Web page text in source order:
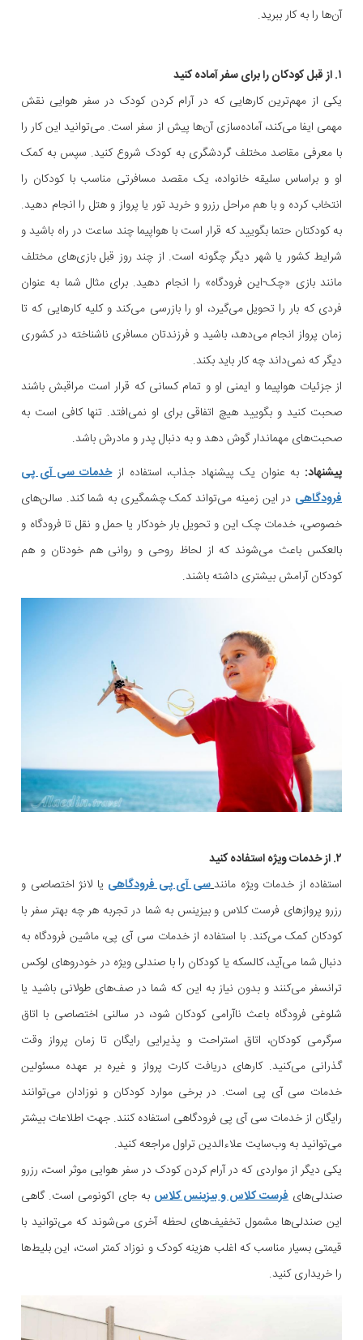
آن‌ها را به کار ببرید.
۱. از قبل کودکان را برای سفر آماده کنید
یکی از مهم‌ترین کارهایی که در آرام کردن کودک در سفر هوایی نقش
مهمی ایفا می‌کند، آماده‌سازی آن‌ها پیش از سفر است. می‌توانید این کار را
با معرفی مقاصد مختلف گردشگری به کودک شروع کنید. سپس به کمک
او و براساس سلیقه خانواده، یک مقصد مسافرتی مناسب با کودکان را
انتخاب کرده و با هم مراحل رزرو و خرید تور یا پرواز و هتل را انجام دهید.
به کودکتان حتما بگویید که قرار است با هواپیما چند ساعت در راه باشید و
شرایط کشور یا شهر دیگر چگونه است. از چند روز قبل بازی‌های مختلف
مانند بازی «چک-این فرودگاه» را انجام دهید. برای مثال شما به عنوان
فردی که بار را تحویل می‌گیرد، او را بازرسی می‌کند و کلیه کارهایی که تا
زمان پرواز انجام می‌دهد، باشید و فرزندتان مسافری ناشناخته در کشوری
دیگر که نمی‌داند چه کار باید بکند.
از جزئیات هواپیما و ایمنی او و تمام کسانی که قرار است مراقبش باشند
صحبت کنید و بگویید هیچ اتفاقی برای او نمی‌افتد. تنها کافی است به
صحبت‌های مهماندار گوش دهد و به دنبال پدر و مادرش باشد.
پیشنهاد: به عنوان یک پیشنهاد جذاب، استفاده ازخدمات سی آی پی
فرودگاهی در این زمینه می‌تواند کمک چشمگیری به شما کند. سالن‌های
خصوصی، خدمات چک این و تحویل بار خودکار یا حمل و نقل تا فرودگاه و
بالعکس باعث می‌شوند که از لحاظ روحی و روانی هم خودتان و هم
کودکان آرامش بیشتری داشته باشند.
۲. از خدمات ویژه استفاده کنید
استفاده از خدمات ویژه مانندسی آی پی فرودگاهی یا لانژ اختصاصی و
رزرو پروازهای فرست کلاس و بیزینس به شما در تجربه هر چه بهتر سفر با
کودکان کمک می‌کند. با استفاده از خدمات سی آی پی، ماشین فرودگاه به
دنبال شما می‌آید، کالسکه یا کودکان را با صندلی ویژه در خودروهای لوکس
ترانسفر می‌کنند و بدون نیاز به این که شما در صف‌های طولانی باشید یا
شلوغی فرودگاه باعث ناآرامی کودکان شود، در سالنی اختصاصی با اتاق
سرگرمی کودکان، اتاق استراحت و پذیرایی رایگان تا زمان پرواز وقت
گذرانی می‌کنید. کارهای دریافت کارت پرواز و غیره بر عهده مسئولین
خدمات سی آی پی است. در برخی موارد کودکان و نوزادان می‌توانند
رایگان از خدمات سی آی پی فرودگاهی استفاده کنند. جهت اطلاعات بیشتر
می‌توانید به وب‌سایت علاءالدین تراول مراجعه کنید.
یکی دیگر از مواردی که در آرام کردن کودک در سفر هوایی موثر است، رزرو
صندلی‌های فرست کلاس و بیزینس کلاس به جای اکونومی است. گاهی
این صندلی‌ها مشمول تخفیف‌های لحظه آخری می‌شوند که می‌توانید با
قیمتی بسیار مناسب که اغلب هزینه کودک و نوزاد کمتر است، این بلیط‌ها
را خریداری کنید.